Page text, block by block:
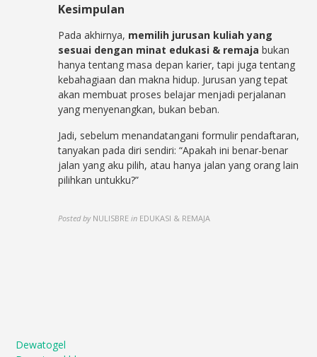
Kesimpulan
Pada akhirnya, memilih jurusan kuliah yang
sesuai dengan minat edukasi & remaja bukan
hanya tentang masa depan karier, tapi juga tentang
kebahagiaan dan makna hidup. Jurusan yang tepat
akan membuat proses belajar menjadi perjalanan
yang menyenangkan, bukan beban.
Jadi, sebelum menandatangani formulir pendaftaran,
tanyakan pada diri sendiri: “Apakah ini benar-benar
jalan yang aku pilih, atau hanya jalan yang orang lain
pilihkan untukku?”
Posted by NULISBRE in EDUKASI & REMAJA
Dewatogel